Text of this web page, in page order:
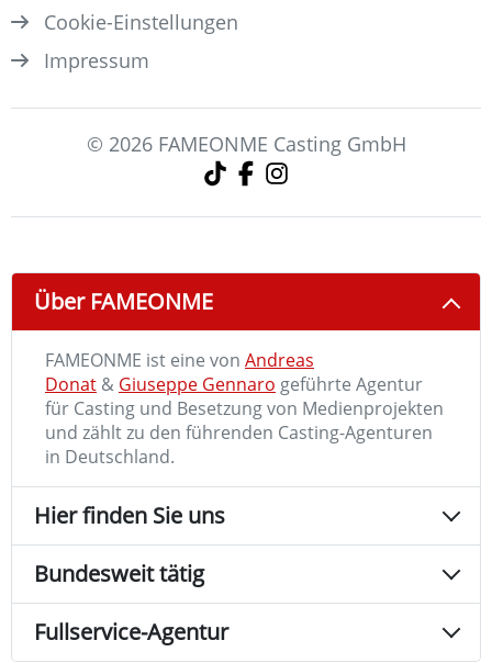
Cookie-Einstellungen
Impressum
© 2026 FAMEONME Casting GmbH
Über FAMEONME
FAMEONME ist eine von Andreas
Donat & Giuseppe Gennaro geführte Agentur
für Casting und Besetzung von Medienprojekten
und zählt zu den führenden Casting-Agenturen
in Deutschland.
Hier finden Sie uns
Bundesweit tätig
Fullservice-Agentur